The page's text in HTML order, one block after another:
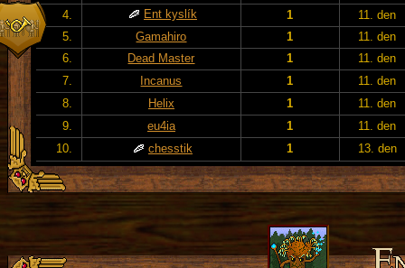
4.
Ent kyslík 1
11. den
5.
Gamahiro 1
11. den
6.
Dead Master 1
11. den
7.
Incanus 1
11. den
8.
Helix 1
11. den
9.
eu4ia 1
11. den
10.
chesstik 1 13. den